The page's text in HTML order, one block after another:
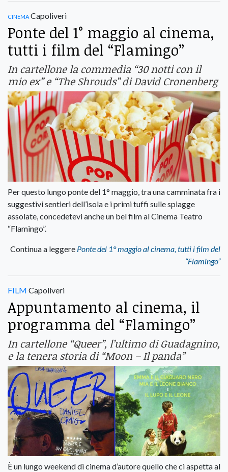
cinemaCapoliveri
Ponte del 1° maggio al cinema,
tutti i film del “Flamingo”
In cartellone la commedia “30 notti con il
mio ex” e “The Shrouds” di David Cronenberg
Per questo lungo ponte del 1° maggio, tra una camminata fra i
suggestivi sentieri dell’isola e i primi tuffi sulle spiagge
assolate, concedetevi anche un bel film al Cinema Teatro
“Flamingo”.
Continua a leggere Ponte del 1° maggio al cinema, tutti i film del
“Flamingo”
FILM Capoliveri
Appuntamento al cinema, il
programma del “Flamingo”
In cartellone “Queer”, l’ultimo di Guadagnino,
e la tenera storia di “Moon – Il panda”
È un lungo weekend di cinema d’autore quello che ci aspetta al